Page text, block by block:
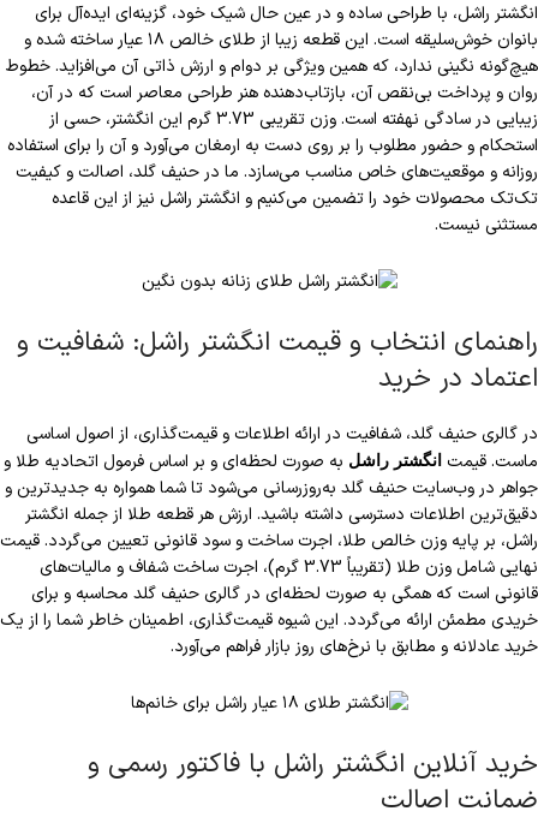
انگشتر راشل، با طراحی ساده و در عین حال شیک خود، گزینه‌ای ایده‌آل برای
بانوان خوش‌سلیقه است. این قطعه زیبا از طلای خالص ۱۸ عیار ساخته شده و
هیچ‌گونه نگینی ندارد، که همین ویژگی بر دوام و ارزش ذاتی آن می‌افزاید. خطوط
روان و پرداخت بی‌نقص آن، بازتاب‌دهنده هنر طراحی معاصر است که در آن،
زیبایی در سادگی نهفته است. وزن تقریبی 3.73 گرم این انگشتر، حسی از
استحکام و حضور مطلوب را بر روی دست به ارمغان می‌آورد و آن را برای استفاده
روزانه و موقعیت‌های خاص مناسب می‌سازد. ما در حنیف گلد، اصالت و کیفیت
تک‌تک محصولات خود را تضمین می‌کنیم و انگشتر راشل نیز از این قاعده
مستثنی نیست.
راهنمای انتخاب و قیمت انگشتر راشل: شفافیت و
اعتماد در خرید
در گالری حنیف گلد، شفافیت در ارائه اطلاعات و قیمت‌گذاری، از اصول اساسی
ماست. قیمت انگشتر راشل به صورت لحظه‌ای و بر اساس فرمول اتحادیه طلا و
جواهر در وب‌سایت حنیف گلد به‌روزرسانی می‌شود تا شما همواره به جدیدترین و
دقیق‌ترین اطلاعات دسترسی داشته باشید. ارزش هر قطعه طلا از جمله انگشتر
راشل، بر پایه وزن خالص طلا، اجرت ساخت و سود قانونی تعیین می‌گردد. قیمت
نهایی شامل وزن طلا (تقریباً 3.73 گرم)، اجرت ساخت شفاف و مالیات‌های
قانونی است که همگی به صورت لحظه‌ای در گالری حنیف گلد محاسبه و برای
خریدی مطمئن ارائه می‌گردد. این شیوه قیمت‌گذاری، اطمینان خاطر شما را از یک
خرید عادلانه و مطابق با نرخ‌های روز بازار فراهم می‌آورد.
خرید آنلاین انگشتر راشل با فاکتور رسمی و
ضمانت اصالت